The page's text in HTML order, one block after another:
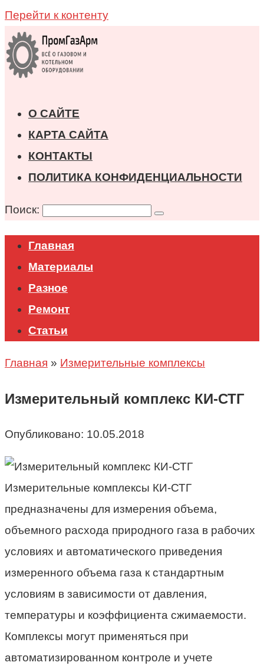
Перейти к контенту
О САЙТЕ
КАРТА САЙТА
КОНТАКТЫ
ПОЛИТИКА КОНФИДЕНЦИАЛЬНОСТИ
Поиск:
Главная
Материалы
Разное
Ремонт
Статьи
Главная » Измерительные комплексы
Измерительный комплекс КИ-СТГ
Опубликовано: 10.05.2018
Измерительные комплексы КИ-СТГ
предназначены для измерения объема,
объемного расхода природного газа в рабочих
условиях и автоматического приведения
измеренного объема газа к стандартным
условиям в зависимости от давления,
температуры и коэффициента сжимаемости.
Комплексы могут применяться при
автоматизированном контроле и учете